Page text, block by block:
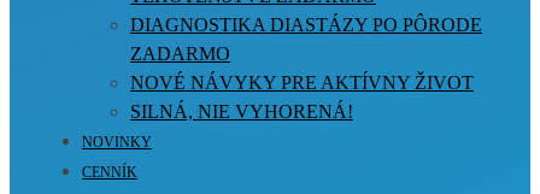
DIAGNOSTIKA DIASTÁZY PO PÔRODE
ZADARMO
NOVÉ NÁVYKY PRE AKTÍVNY ŽIVOT
SILNÁ, NIE VYHORENÁ!
NOVINKY
CENNÍK